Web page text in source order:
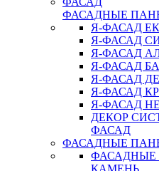
ФАСАДНЫЕ
Я-ФАСАД
Я-ФАСАД
Я-ФАСАД
Я-ФАСАД
Я-ФАСАД
Я-ФАСАД
Я-ФАСАД
ДЕКОР
ФАСАД
ФАСАДНЫЕ
ФАСАДНЫЕ
КАМЕНЬ